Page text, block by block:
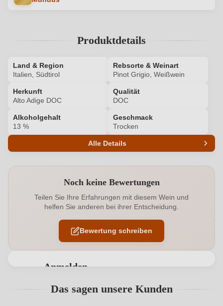
Produktdetails
Land & Region
Italien, Südtirol
Rebsorte & Weinart
Pinot Grigio, Weißwein
Herkunft
Alto Adige DOC
Qualität
DOC
Alkoholgehalt
13 %
Geschmack
Trocken
Alle Details
Alkoholgehalt in % 13 %
Allergene Enthält Sulfite
Ausbau Edelstahltank
Noch keine Bewertungen
Teilen Sie Ihre Erfahrungen mit diesem Wein und
helfen Sie anderen bei ihrer Entscheidung.
Bewertung schreiben
Anmelden
Benutzern abgegeben werden. Bitte loggen Sie sich
Das sagen unsere Kunden